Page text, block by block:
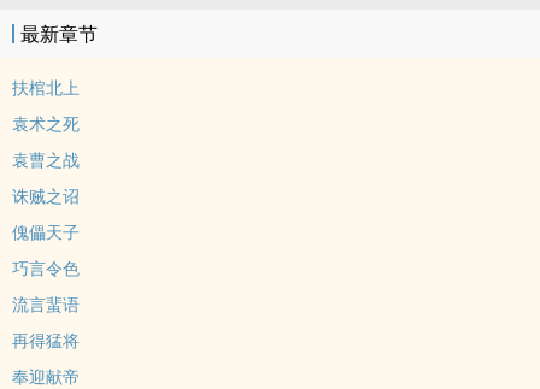
月，京师雒阳一户世家大族诞了一位女婴，有道谶言曰：“火凰唳，始
最新章节
扶棺北上
袁术之死
袁曹之战
诛贼之诏
傀儡天子
巧言令色
流言蜚语
再得猛将
奉迎献帝